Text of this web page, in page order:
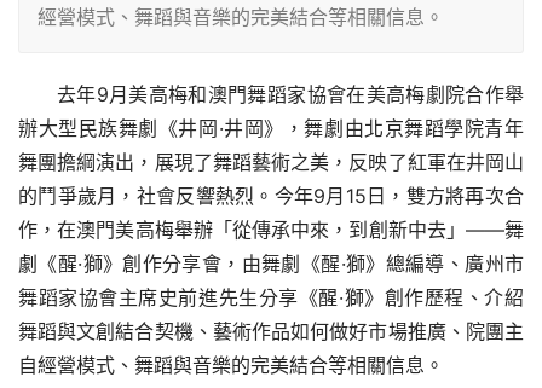
經營模式、舞蹈與音樂的完美結合等相關信息。
去年9月美高梅和澳門舞蹈家協會在美高梅劇院合作舉
辦大型民族舞劇《井岡·井岡》，舞劇由北京舞蹈學院青年
舞團擔綱演出，展現了舞蹈藝術之美，反映了紅軍在井岡山
的鬥爭歲月，社會反響熱烈。今年9月15日，雙方將再次合
作，在澳門美高梅舉辦「從傳承中來，到創新中去」——舞
劇《醒·獅》創作分享會，由舞劇《醒·獅》總編導、廣州市
舞蹈家協會主席史前進先生分享《醒·獅》創作歷程、介紹
舞蹈與文創結合契機、藝術作品如何做好市場推廣、院團主
自經營模式、舞蹈與音樂的完美結合等相關信息。